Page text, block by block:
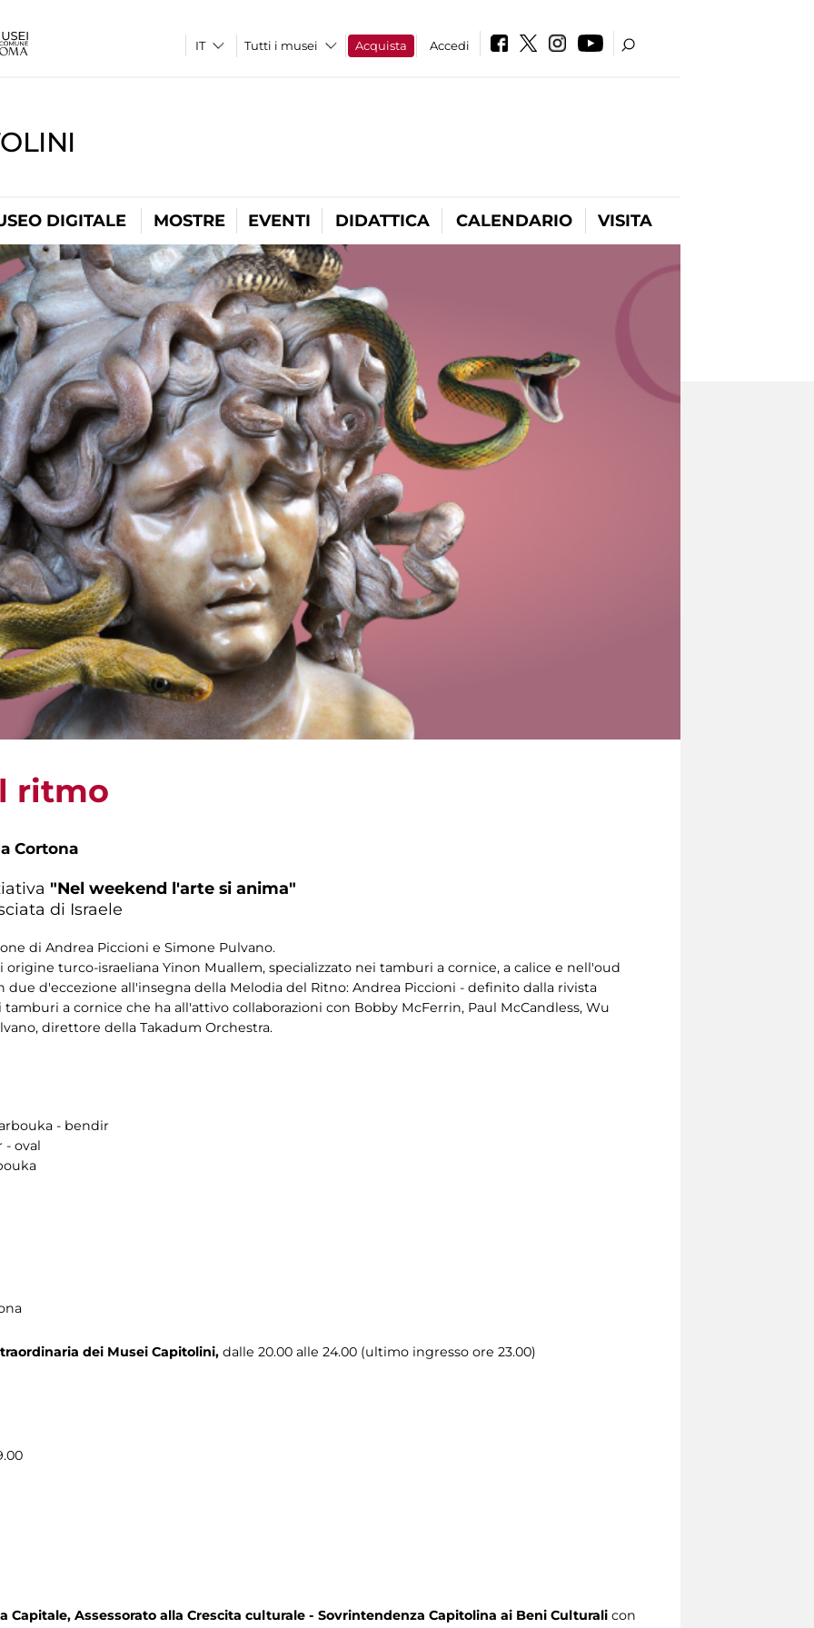
Tutti i musei Acquista Accedi
DIGITALE MOSTRE EVENTI DIDATTICA CALENDARIO VISITA
ritmo
Cortona
"Nel weekend l'arte si anima"
di Israele
di Andrea Piccioni e Simone Pulvano.
turco-israeliana Yinon Muallem, specializzato nei tamburi a cornice, a calice e nell'oud
due d'eccezione all'insegna della Melodia del Ritno: Andrea Piccioni - definito dalla rivista
tamburi a cornice che ha all'attivo collaborazioni con Bobby McFerrin, Paul McCandless, Wu
direttore della Takadum Orchestra.
- bendir
- oval
dei Musei Capitolini, dalle 20.00 alle 24.00 (ultimo ingresso ore 23.00)
Capitale, Assessorato alla Crescita culturale - Sovrintendenza Capitolina ai Beni Culturali con